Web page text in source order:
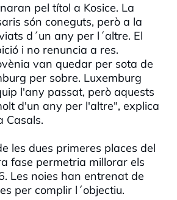
pel títol a Kosice. La
són coneguts, però a la
d´un any per l´altre. El
i no renuncia a res.
van quedar per sota de
per sobre. Luxemburg
l'any passat, però aquests
d'un any per l'altre", explica
Casals.
les dues primeres places del
fase permetria millorar els
Les noies han entrenat de
per complir l´objectiu.